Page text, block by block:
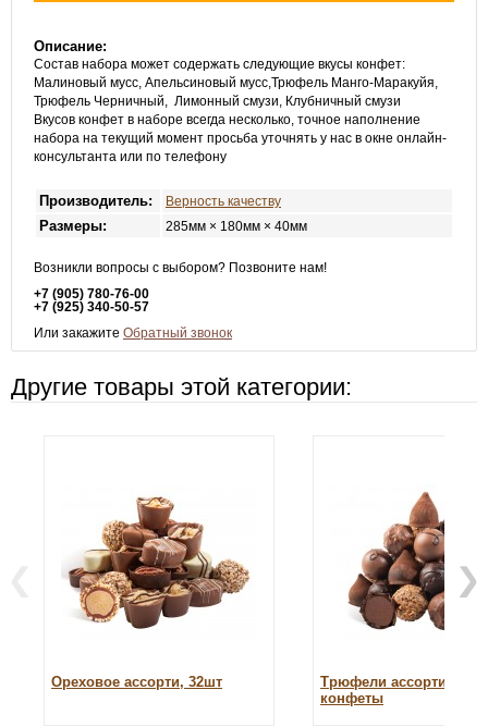
Описание:
Состав набора может содержать следующие вкусы конфет:
Малиновый мусс, Апельсиновый мусс,Трюфель Манго-Маракуйя,
Трюфель Черничный, Лимонный смузи, Клубничный смузи
Вкусов конфет в наборе всегда несколько, точное наполнение
набора на текущий момент просьба уточнять у нас в окне онлайн-
консультанта или по телефону
Производитель: Верность качеству
Размеры: 285мм × 180мм × 40мм
Возникли вопросы с выбором? Позвоните нам!
+7 (905) 780-76-00
+7 (925) 340-50-57
Или закажите Обратный звонок
Другие товары этой категории:
Ореховое ассорти, 32шт
Трюфели ассорти, 32
конфеты